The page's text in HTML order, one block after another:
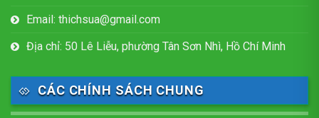
Email: thichsua@gmail.com
Địa chỉ: 50 Lê Liễu, phường Tân Sơn Nhì, Hồ Chí Minh
CÁC CHÍNH SÁCH CHUNG